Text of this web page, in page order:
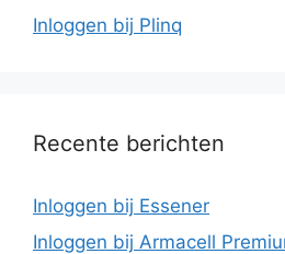
Inloggen bij Plinq
Recente berichten
Inloggen bij Essener
Inloggen bij Armacell